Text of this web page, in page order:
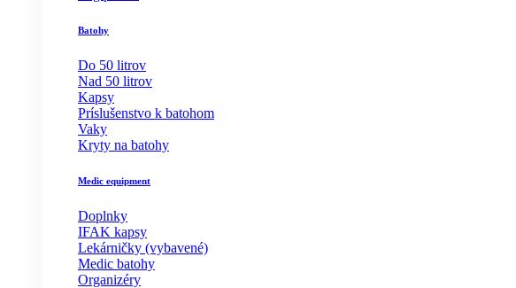
Batohy
Do 50 litrov
Nad 50 litrov
Kapsy
Príslušenstvo k batohom
Vaky
Kryty na batohy
Medic equipment
Doplnky
IFAK kapsy
Lekárničky (vybavené)
Medic batohy
Organizéry